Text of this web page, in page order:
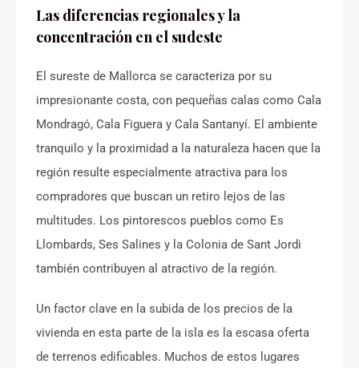
Las diferencias regionales y la
concentración en el sudeste
El sureste de Mallorca se caracteriza por su
impresionante costa, con pequeñas calas como Cala
Mondragó, Cala Figuera y Cala Santanyí. El ambiente
tranquilo y la proximidad a la naturaleza hacen que la
región resulte especialmente atractiva para los
compradores que buscan un retiro lejos de las
multitudes. Los pintorescos pueblos como Es
Llombards, Ses Salines y la Colonia de Sant Jordi
también contribuyen al atractivo de la región.
Un factor clave en la subida de los precios de la
vivienda en esta parte de la isla es la escasa oferta
de terrenos edificables. Muchos de estos lugares